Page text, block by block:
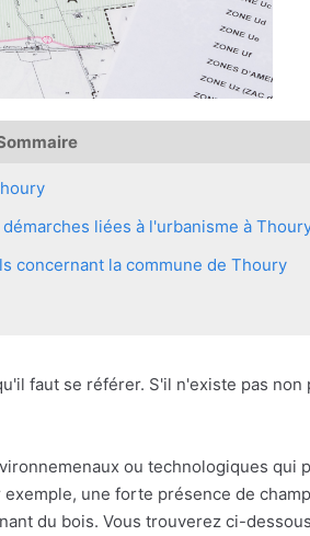
liées à l'urbanisme à
concernant la commune de Thoury
faut se référer. S'il n'existe pas non
ou technologiques qui
une forte présence de
du bois. Vous trouverez ci-